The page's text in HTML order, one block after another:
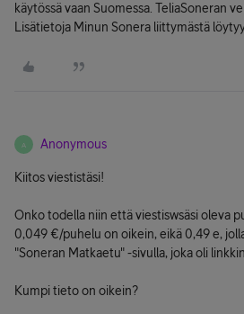
käytössä vaan Suomessa. TeliaSoneran
Lisätietoja Minun Sonera liittymästä
A Anonymous
Kiitos viestistäsi!
Onko todella niin että viestiswsäsi oleva
0,049 €/puhelu on oikein, eikä 0,49 e,
"Soneran Matkaetu" -sivulla, joka oli
Kumpi tieto on oikein?